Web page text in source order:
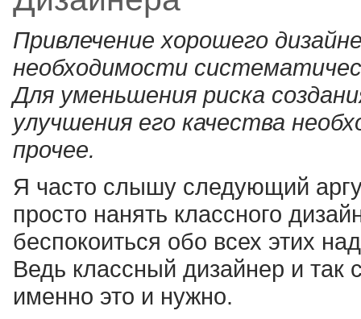
Привлечение хорошего
необходимости
Для уменьшения риска
улучшения его качества
прочее.
Я часто слышу следующий
просто нанять классного
беспокоиться обо всех этих
Ведь классный дизайнер и так
именно это и нужно.